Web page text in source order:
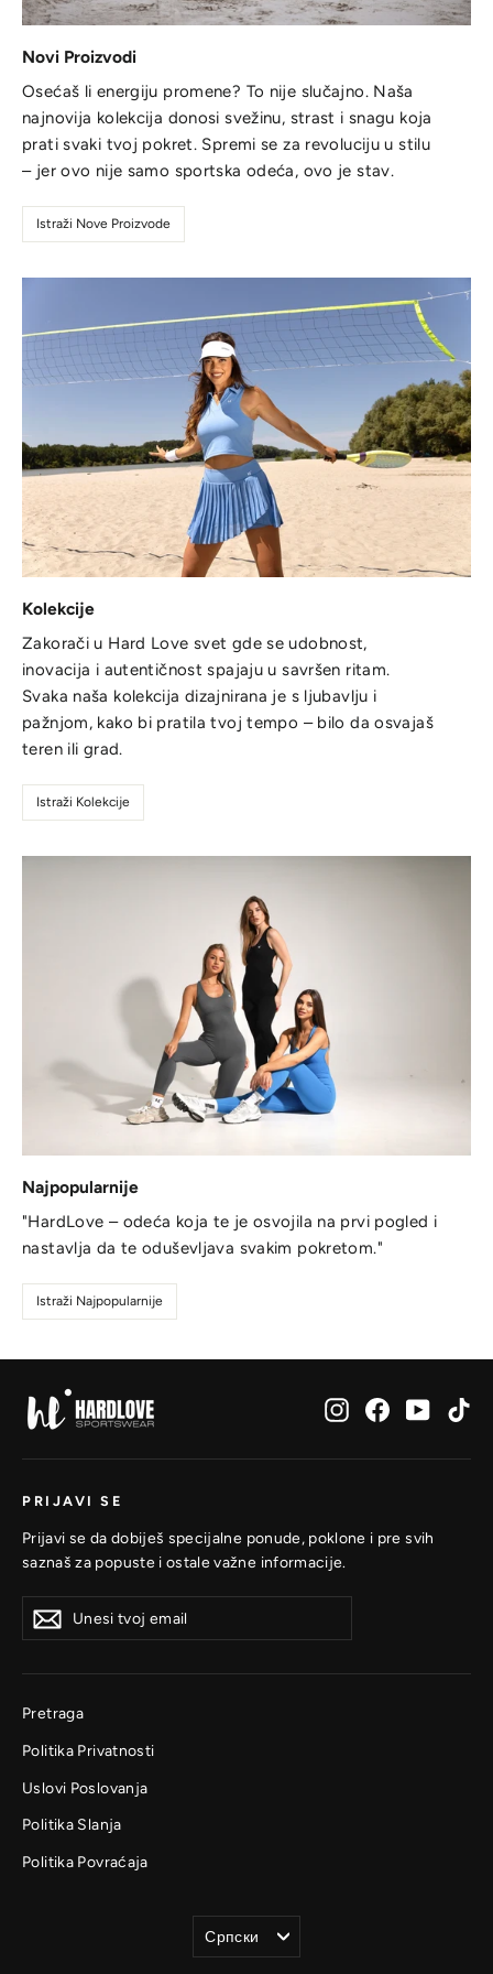
Novi Proizvodi
Osećaš li energiju promene? To nije slučajno. Naša
najnovija kolekcija donosi svežinu, strast i snagu koja
prati svaki tvoj pokret. Spremi se za revoluciju u stilu
– jer ovo nije samo sportska odeća, ovo je stav.
Istraži Nove Proizvode
Kolekcije
Zakorači u Hard Love svet gde se udobnost,
inovacija i autentičnost spajaju u savršen ritam.
Svaka naša kolekcija dizajnirana je s ljubavlju i
pažnjom, kako bi pratila tvoj tempo – bilo da osvajaš
teren ili grad.
Istraži Kolekcije
Najpopularnije
"HardLove – odeća koja te je osvojila na prvi pogled i
nastavlja da te oduševljava svakim pokretom."
Istraži Najpopularnije
InstagramFacebook
PRIJAVI SE
Prijavi se da dobiješ specijalne ponude, poklone i pre svih
saznaš za popuste i ostale važne informacije.
tvoj
se
Prijavi
se
Pretraga
Politika Privatnosti
Uslovi Poslovanja
Politika Slanja
Politika Povraćaja
Jezik
Српски